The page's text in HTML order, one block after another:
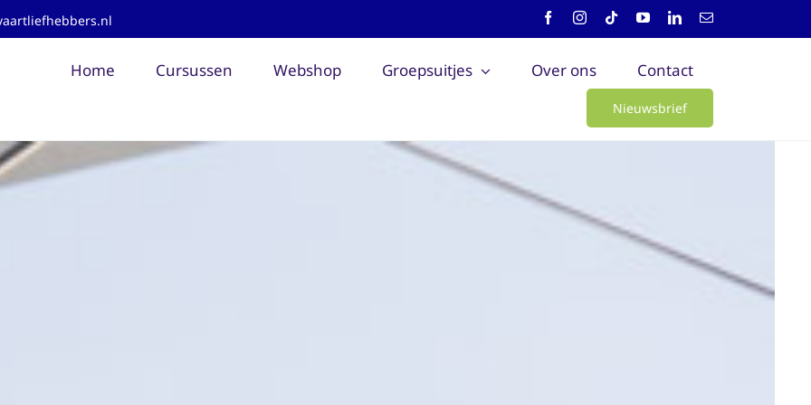
Home Cursussen Webshop Groepsuitjes Over ons Contact
Nieuwsbrief